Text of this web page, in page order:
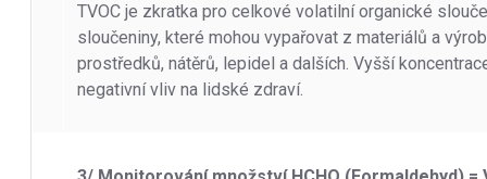
TVOC je zkratka pro celkové volatilní organické
sloučeniny, které mohou vypařovat z materiálů a
prostředků, nátěrů, lepidel a dalších. Vyšší
negativní vliv na lidské zdraví.